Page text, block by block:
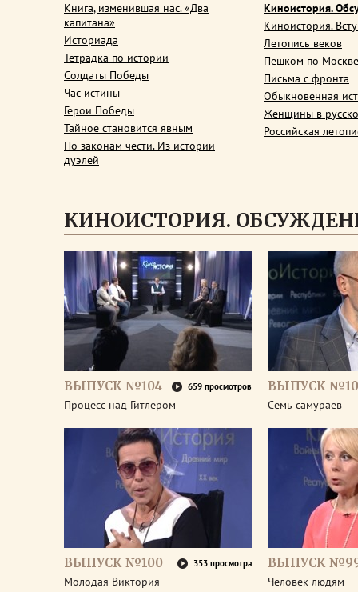
Книга, изменившая нас. «Два
капитана»
Историада
Тетрадка по истории
Солдаты Победы
Час истины
Герои Победы
Тайное становится явным
По законам чести. Из истории
дуэлей
Киноистория.
Киноистория.
Летопись веков
Пешком по Москве
Письма с фронта
Обыкновенная
Женщины в
Российская
КИНОИСТОРИЯ.
ВЫПУСК №104 659 просмотров
Процесс над Гитлером
ВЫПУСК
Семь самураев
ВЫПУСК №100 353 просмотра
Молодая Виктория
ВЫПУСК
Человек людям